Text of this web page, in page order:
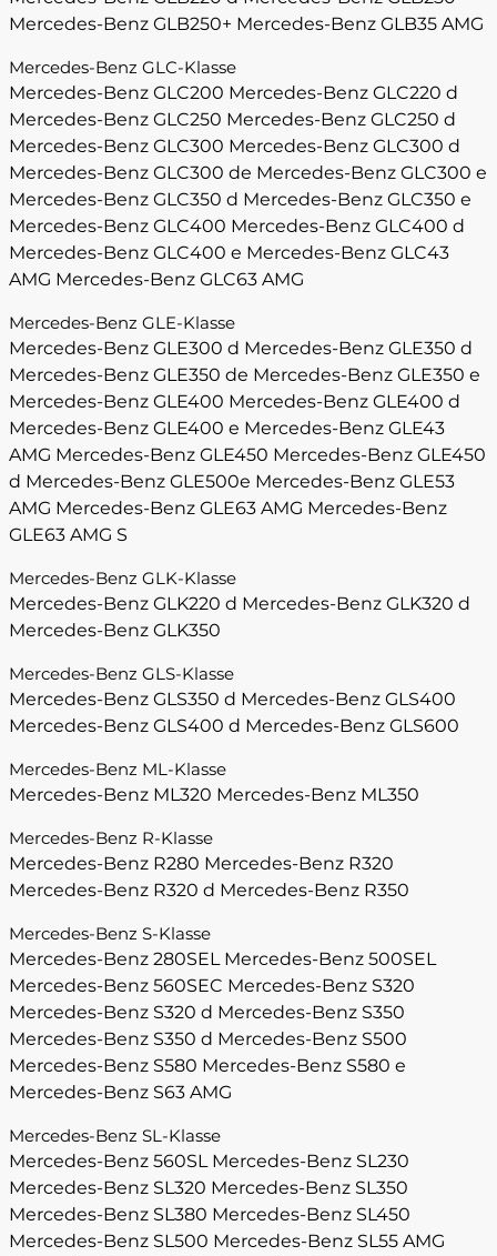
Mercedes-Benz GLB250+ Mercedes-Benz GLB35 AMG
Mercedes-Benz GLC-Klasse
Mercedes-Benz GLC200 Mercedes-Benz GLC220 d
Mercedes-Benz GLC250 Mercedes-Benz GLC250 d
Mercedes-Benz GLC300 Mercedes-Benz GLC300 d
Mercedes-Benz GLC300 de Mercedes-Benz GLC300 e
Mercedes-Benz GLC350 d Mercedes-Benz GLC350 e
Mercedes-Benz GLC400 Mercedes-Benz GLC400 d
Mercedes-Benz GLC400 e Mercedes-Benz GLC43
AMG Mercedes-Benz GLC63 AMG
Mercedes-Benz GLE-Klasse
Mercedes-Benz GLE300 d Mercedes-Benz GLE350 d
Mercedes-Benz GLE350 de Mercedes-Benz GLE350 e
Mercedes-Benz GLE400 Mercedes-Benz GLE400 d
Mercedes-Benz GLE400 e Mercedes-Benz GLE43
AMG Mercedes-Benz GLE450 Mercedes-Benz GLE450
d Mercedes-Benz GLE500e Mercedes-Benz GLE53
AMG Mercedes-Benz GLE63 AMG Mercedes-Benz
GLE63 AMG S
Mercedes-Benz GLK-Klasse
Mercedes-Benz GLK220 d Mercedes-Benz GLK320 d
Mercedes-Benz GLK350
Mercedes-Benz GLS-Klasse
Mercedes-Benz GLS350 d Mercedes-Benz GLS400
Mercedes-Benz GLS400 d Mercedes-Benz GLS600
Mercedes-Benz ML-Klasse
Mercedes-Benz ML320 Mercedes-Benz ML350
Mercedes-Benz R-Klasse
Mercedes-Benz R280 Mercedes-Benz R320
Mercedes-Benz R320 d Mercedes-Benz R350
Mercedes-Benz S-Klasse
Mercedes-Benz 280SEL Mercedes-Benz 500SEL
Mercedes-Benz 560SEC Mercedes-Benz S320
Mercedes-Benz S320 d Mercedes-Benz S350
Mercedes-Benz S350 d Mercedes-Benz S500
Mercedes-Benz S580 Mercedes-Benz S580 e
Mercedes-Benz S63 AMG
Mercedes-Benz SL-Klasse
Mercedes-Benz 560SL Mercedes-Benz SL230
Mercedes-Benz SL320 Mercedes-Benz SL350
Mercedes-Benz SL380 Mercedes-Benz SL450
Mercedes-Benz SL500 Mercedes-Benz SL55 AMG